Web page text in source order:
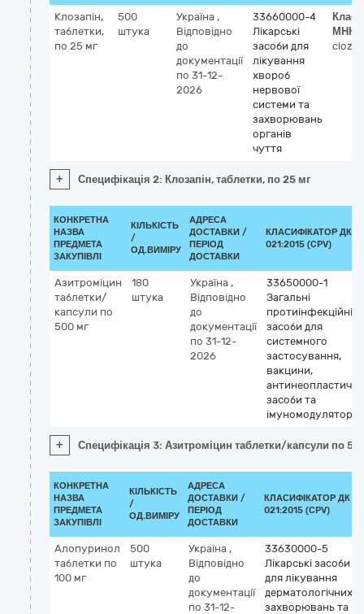
Клозапін,
таблетки,
по 25 мг
500
штука
Україна ,
Відповідно
до
документації
по 31-12-
2026
33660000-4
Лікарські
засоби для
лікування
хвороб
нервової
системи та
захворювань
органів
чуття
МНН
+ Специфікація 2: Клозапін, таблетки, по 25 мг
КОНКРЕТНА
НАЗВА
ПРЕДМЕТА
ЗАКУПІВЛІ
КІЛЬКІСТЬ
/
ОД.ВИМІРУ
АДРЕСА
ДОСТАВКИ /
ПЕРІОД
ДОСТАВКИ
КЛАСИФІКАТОР ДК
021:2015 (CPV)
Азитроміцин
таблетки/
капсули по
500 мг
180
штука
Україна ,
Відповідно
до
документації
по 31-12-
2026
33650000-1
Загальні
протиінфекційні
засоби для
системного
застосування,
вакцини,
антинеопластичні
засоби та
імуномодулятори
+ Специфікація 3: Азитроміцин таблетки/капсули по
КОНКРЕТНА
НАЗВА
ПРЕДМЕТА
ЗАКУПІВЛІ
КІЛЬКІСТЬ
/
ОД.ВИМІРУ
АДРЕСА
ДОСТАВКИ /
ПЕРІОД
ДОСТАВКИ
КЛАСИФІКАТОР ДК
021:2015 (CPV)
Алопуринол
таблетки по
100 мг
500
штука
Україна ,
Відповідно
до
документації
по 31-12-
33630000-5
Лікарські засоби
для лікування
дерматологічних
захворювань та